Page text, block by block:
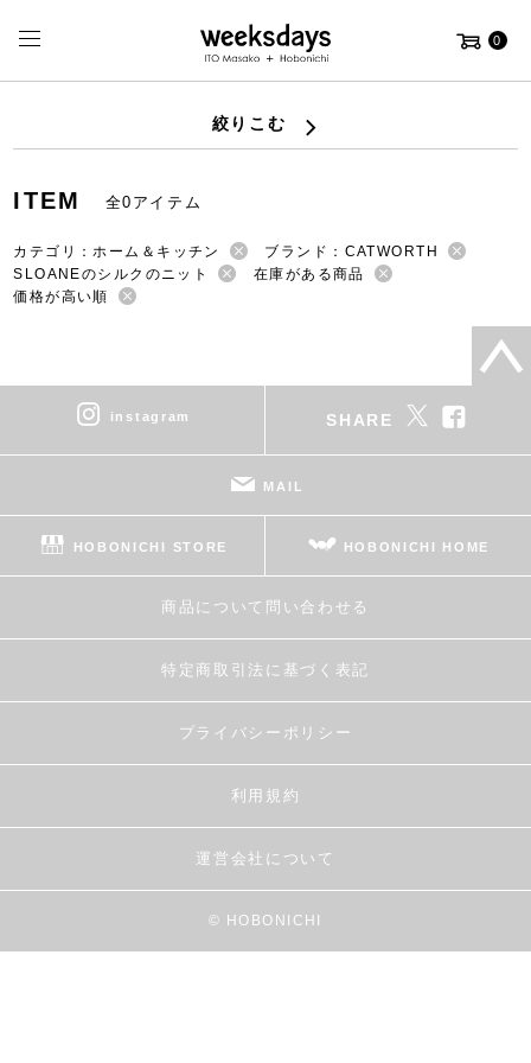
0
絞りこむ
ITEM 全0アイテム
カテゴリ：ホーム＆キッチン
ブランド：CATWORTH
SLOANEのシルクのニット
在庫がある商品
価格が高い順
instagram SHARE
MAIL
HOBONICHI STORE HOBONICHI HOME
商品について問い合わせる
特定商取引法に基づく表記
プライバシーポリシー
利用規約
運営会社について
© HOBONICHI